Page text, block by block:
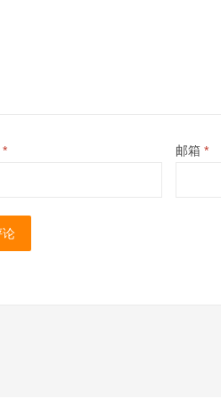
* 邮箱 *